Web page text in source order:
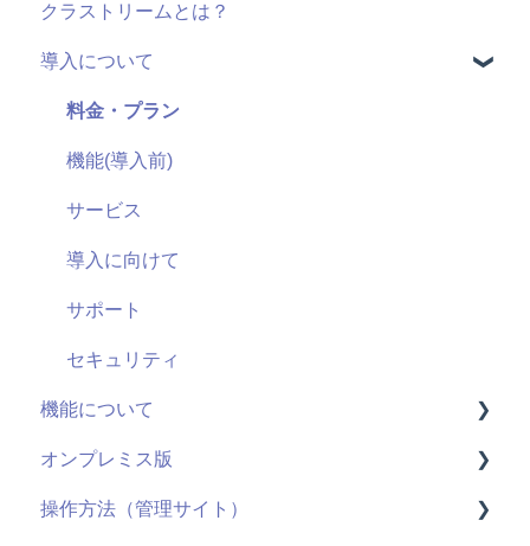
クラストリームとは？
導入について
料金・プラン
機能(導入前)
サービス
導入に向けて
サポート
セキュリティ
機能について
動画配信
ライブ配信
オンプレミス版
全般
操作方法（管理サイト）